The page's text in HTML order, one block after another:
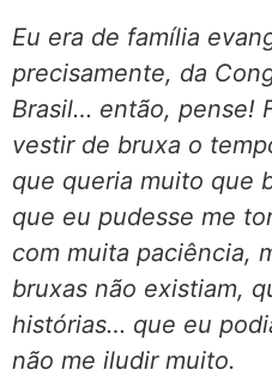
Eu era de família
precisamente, da
Brasil… então, pense!
vestir de bruxa o
que queria muito que
que eu pudesse me
com muita paciência,
bruxas não existiam,
histórias… que eu
não me iludir muito.